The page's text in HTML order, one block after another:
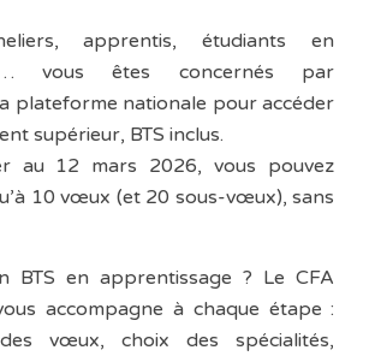
apprentis, étudiants en
vous êtes concernés par
plateforme nationale pour accéder
supérieur, BTS inclus.
au 12 mars 2026, vous pouvez
10 vœux (et 20 sous-vœux), sans
BTS en apprentissage ? Le CFA
accompagne à chaque étape :
vœux, choix des spécialités,